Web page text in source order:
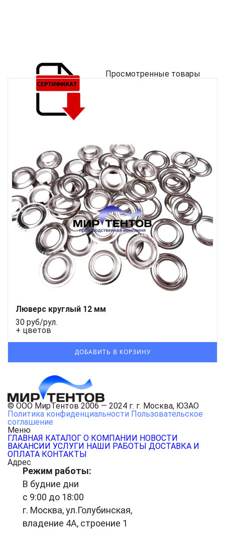
Просмотренные товары
Люверс круглый 12 мм
30 руб/рул.
+ цветов
© ООО МирТентов 2006 — 2024 г. г. Москва, ЮЗАО
Политика конфиденциальности Пользовательское
соглашение
Меню
ГЛАВНАЯ КАТАЛОГ О КОМПАНИИ НОВОСТИ
ВАКАНСИИ УСЛУГИ НАШИ РАБОТЫ ДОСТАВКА И
ОПЛАТА КОНТАКТЫ
Адрес
Режим работы:
В будние дни
с 9:00 до 18:00
г. Москва, ул.Голубинская,
владение 4А, строение 1